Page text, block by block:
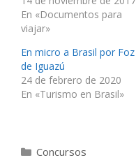
En «Documentos para
viajar»
En micro a Brasil por Foz
de Iguazú
24 de febrero de 2020
En «Turismo en Brasil»
Categorías
Concursos